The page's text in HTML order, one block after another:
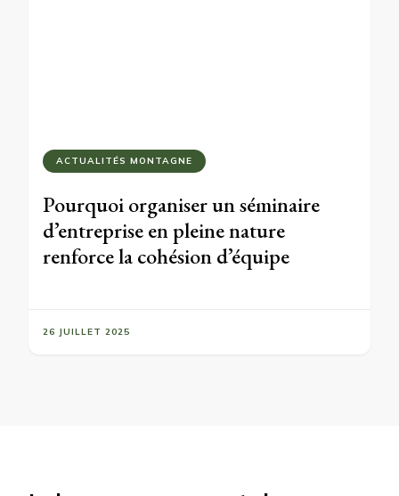
ACTUALITÉS MONTAGNE
Pourquoi organiser un séminaire
d’entreprise en pleine nature
renforce la cohésion d’équipe
26 JUILLET 2025